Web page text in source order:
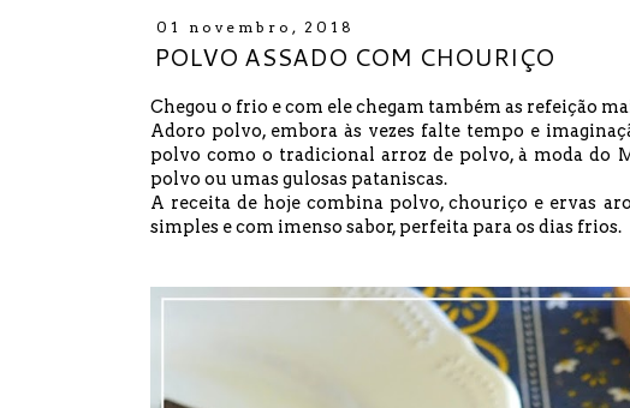
01 novembro, 2018
POLVO ASSADO COM CHOURIÇO
Chegou o frio e com ele chegam também as refeição
Adoro polvo, embora às vezes falte tempo e
polvo como o tradicionalarroz de polvo,à moda do
polvo ou umas gulosas pataniscas.
A receita de hoje combina polvo, chouriço e ervas
simples e com imenso sabor, perfeita para os dias frios.